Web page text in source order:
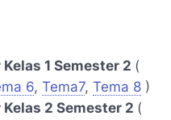
1 Semester 2 (
6, Tema7, Tema 8 )
Kelas 2 Semester 2 (